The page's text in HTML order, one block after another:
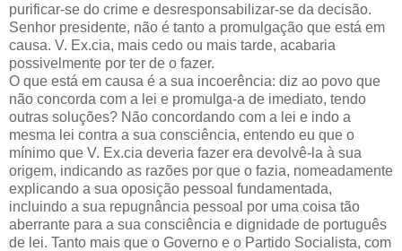
purificar-se do crime e desresponsabilizar-se da decisão.
Senhor presidente, não é tanto a promulgação que está em
causa. V. Ex.cia, mais cedo ou mais tarde, acabaria
possivelmente por ter de o fazer.
O que está em causa é a sua incoerência: diz ao povo que
não concorda com a lei e promulga-a de imediato, tendo
outras soluções? Não concordando com a lei e indo a
mesma lei contra a sua consciência, entendo eu que o
mínimo que V. Ex.cia deveria fazer era devolvê-la à sua
origem, indicando as razões por que o fazia, nomeadamente
explicando a sua oposição pessoal fundamentada,
incluindo a sua repugnância pessoal por uma coisa tão
aberrante para a sua consciência e dignidade de português
de lei. Tanto mais que o Governo e o Partido Socialista, com